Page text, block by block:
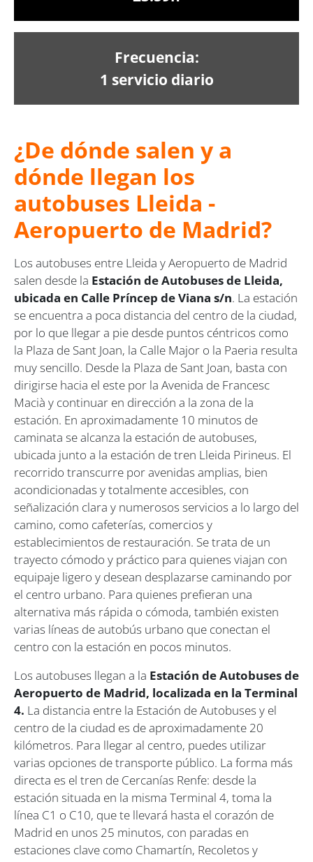
Frecuencia:
1 servicio diario
¿De dónde salen y a
dónde llegan los
autobuses Lleida -
Aeropuerto de Madrid?
Los autobuses entre Lleida y Aeropuerto de Madrid
salen desde la Estación de Autobuses de Lleida,
ubicada en Calle Príncep de Viana s/n. La estación
se encuentra a poca distancia del centro de la ciudad,
por lo que llegar a pie desde puntos céntricos como
la Plaza de Sant Joan, la Calle Major o la Paeria resulta
muy sencillo. Desde la Plaza de Sant Joan, basta con
dirigirse hacia el este por la Avenida de Francesc
Macià y continuar en dirección a la zona de la
estación. En aproximadamente 10 minutos de
caminata se alcanza la estación de autobuses,
ubicada junto a la estación de tren Lleida Pirineus. El
recorrido transcurre por avenidas amplias, bien
acondicionadas y totalmente accesibles, con
señalización clara y numerosos servicios a lo largo del
camino, como cafeterías, comercios y
establecimientos de restauración. Se trata de un
trayecto cómodo y práctico para quienes viajan con
equipaje ligero y desean desplazarse caminando por
el centro urbano. Para quienes prefieran una
alternativa más rápida o cómoda, también existen
varias líneas de autobús urbano que conectan el
centro con la estación en pocos minutos.
Los autobuses llegan a la Estación de Autobuses de
Aeropuerto de Madrid, localizada en la Terminal
4. La distancia entre la Estación de Autobuses y el
centro de la ciudad es de aproximadamente 20
kilómetros. Para llegar al centro, puedes utilizar
varias opciones de transporte público. La forma más
directa es el tren de Cercanías Renfe: desde la
estación situada en la misma Terminal 4, toma la
línea C1 o C10, que te llevará hasta el corazón de
Madrid en unos 25 minutos, con paradas en
estaciones clave como Chamartín, Recoletos y